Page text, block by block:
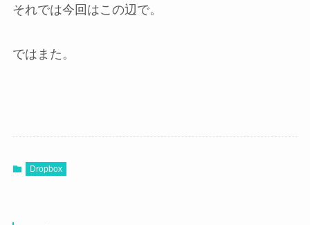
それでは今回はこの辺で。
ではまた。
Dropbox